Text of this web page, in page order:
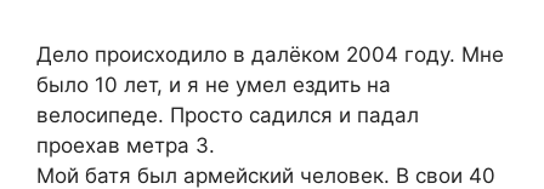
Дело происходило в далёком 2004 году. Мне
было 10 лет, и я не умел ездить на
велосипеде. Просто садился и падал
проехав метра 3.
Мой батя был армейский человек. В свои 40